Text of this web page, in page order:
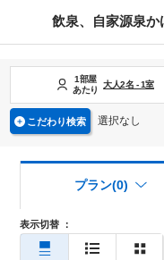
飲泉、自家源泉
1部屋
あたり
大人2名 -1室
こだわり検索 選択なし
表示切替 ：
プラン(0)